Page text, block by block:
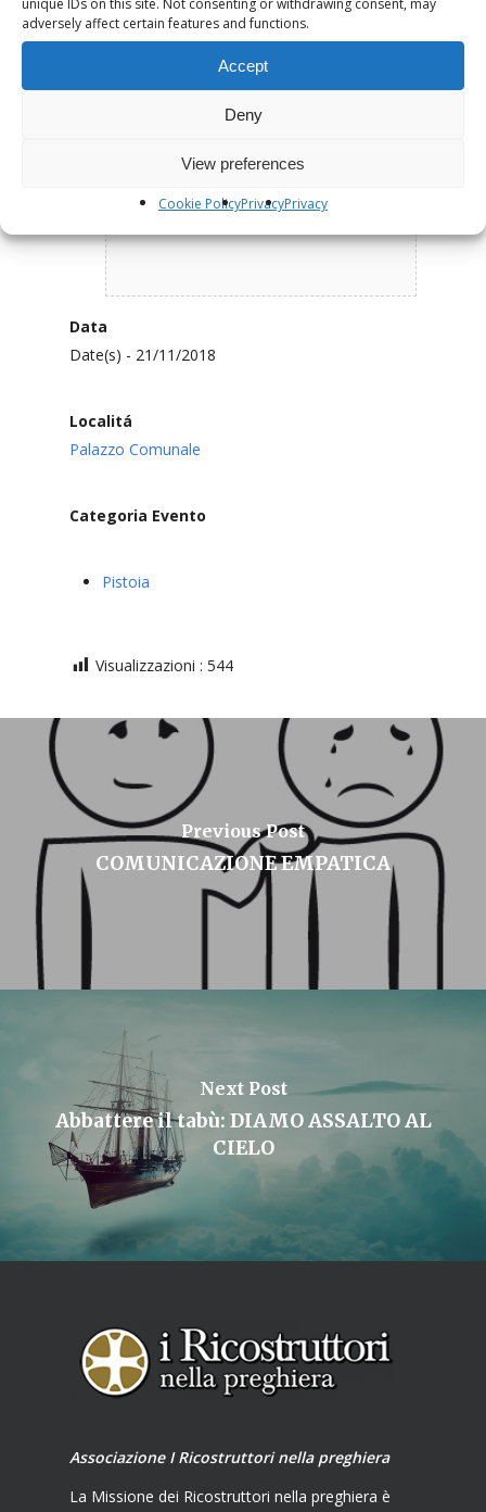
unique IDs on this site. Not consenting or withdrawing consent, may
adversely affect certain features and functions.
Accept
Deny
View preferences
Cookie PolicyPrivacyPrivacy
Data
Date(s) - 21/11/2018
Localitá
Palazzo Comunale
Categoria Evento
Pistoia
Visualizzazioni : 544
Previous Post
COMUNICAZIONE EMPATICA
Next Post
Abbattere il tabù: DIAMO ASSALTO AL
CIELO
Associazione I Ricostruttori nella preghiera
La Missione dei Ricostruttori nella preghiera è